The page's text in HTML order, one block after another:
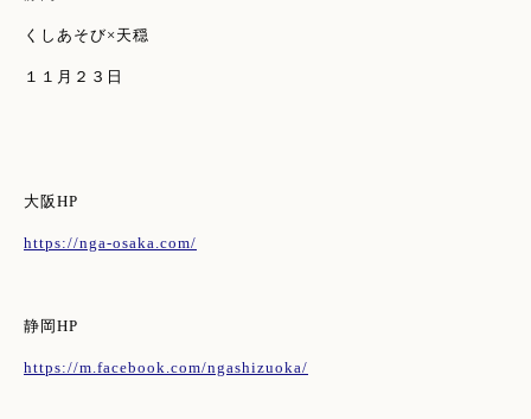
くしあそび×天穏
１１月２３日
大阪HP
https://nga-osaka.com/
静岡HP
https://m.facebook.com/ngashizuoka/